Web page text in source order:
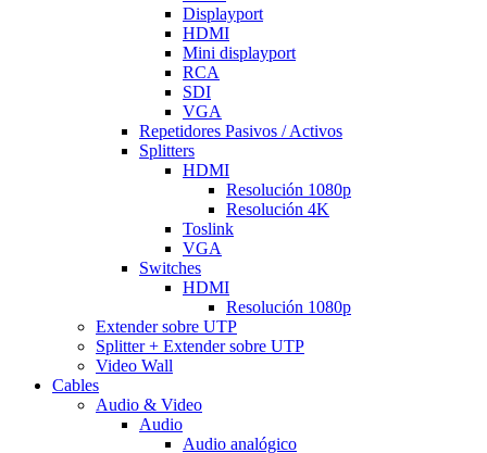
Displayport
HDMI
Mini displayport
RCA
SDI
VGA
Repetidores Pasivos / Activos
Splitters
HDMI
Resolución 1080p
Resolución 4K
Toslink
VGA
Switches
HDMI
Resolución 1080p
Extender sobre UTP
Splitter + Extender sobre UTP
Video Wall
Cables
Audio & Video
Audio
Audio analógico